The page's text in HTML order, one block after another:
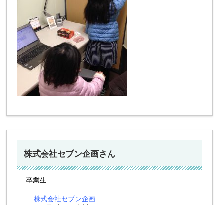
株式会社セブン企画さん
卒業生
株式会社セブン企画